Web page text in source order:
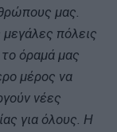
μας.
μεγάλες πόλεις
το όραμά μας
μέρος να
νέες
για όλους. Η